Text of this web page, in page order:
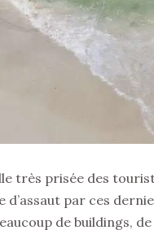
très prisée des
d’assaut par ces
de buildings,